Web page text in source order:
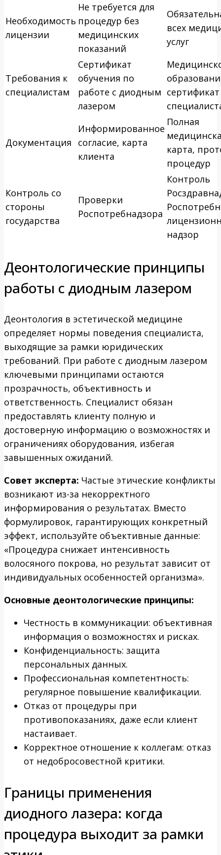
Необходимость
лицензии
Не требуется для
процедур без
медицинских
показаний
всех
услуг
Требования к
специалистам
Сертификат
обучения по
работе с диодным
лазером
сертификат
Документация
Информированное
согласие, карта
клиента
Полная
карта,
процедур
Контроль со
стороны
государства
Проверки
Роспотребнадзора
Контроль
надзор
Деонтологические принципы
работы с диодным лазером
Деонтология в эстетической медицине
определяет нормы поведения специалиста,
выходящие за рамки юридических
требований. При работе с диодным лазером
ключевыми принципами остаются
прозрачность, объективность и
ответственность. Специалист обязан
предоставлять клиенту полную и
достоверную информацию о возможностях и
ограничениях оборудования, избегая
завышенных ожиданий.
Совет эксперта: Частые этические конфликты
возникают из-за некорректного
информирования о результатах. Вместо
формулировок, гарантирующих конкретный
эффект, используйте объективные данные:
«Процедура снижает интенсивность
волосяного покрова, но результат зависит от
индивидуальных особенностей организма».
Основные деонтологические принципы:
Честность в коммуникации: объективная
информация о возможностях и рисках.
Конфиденциальность: защита
персональных данных.
Профессиональная компетентность:
регулярное повышение квалификации.
Отказ от процедуры при
противопоказаниях, даже если клиент
настаивает.
Корректное отношение к коллегам: отказ
от недобросовестной критики.
Границы применения
диодного лазера: когда
процедура выходит за рамки